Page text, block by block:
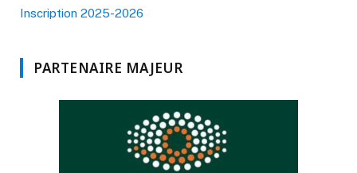
Inscription 2025-2026
PARTENAIRE MAJEUR